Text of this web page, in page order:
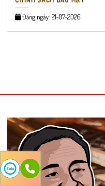
Đăng ngày: 21-07-2026